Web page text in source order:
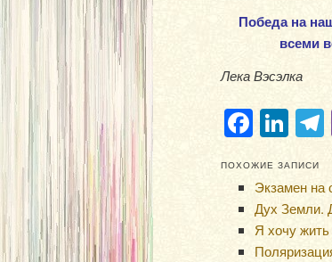
Победа на
всеми
Лека Вэсэлка
ПОХОЖИЕ ЗАПИСИ
Экзамен на
Дух Земли.
Я хочу